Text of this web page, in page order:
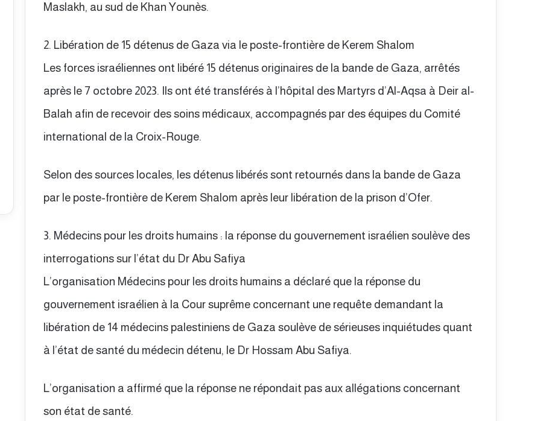
Maslakh, au sud de Khan Younès.
2. Libération de 15 détenus de Gaza via le poste-frontière de Kerem Shalom
Les forces israéliennes ont libéré 15 détenus originaires de la bande de Gaza, arrêtés
après le 7 octobre 2023. Ils ont été transférés à l’hôpital des Martyrs d’Al-Aqsa à Deir al-
Balah afin de recevoir des soins médicaux, accompagnés par des équipes du Comité
international de la Croix-Rouge.
Selon des sources locales, les détenus libérés sont retournés dans la bande de Gaza
par le poste-frontière de Kerem Shalom après leur libération de la prison d’Ofer.
3. Médecins pour les droits humains : la réponse du gouvernement israélien soulève des
interrogations sur l’état du Dr Abu Safiya
L’organisation Médecins pour les droits humains a déclaré que la réponse du
gouvernement israélien à la Cour suprême concernant une requête demandant la
libération de 14 médecins palestiniens de Gaza soulève de sérieuses inquiétudes quant
à l’état de santé du médecin détenu, le Dr Hossam Abu Safiya.
L’organisation a affirmé que la réponse ne répondait pas aux allégations concernant
son état de santé.